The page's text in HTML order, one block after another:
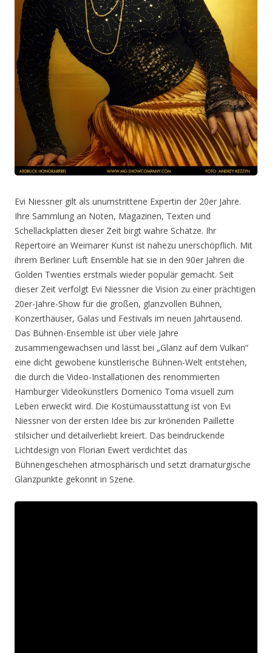
Evi Niessner gilt als unumstrittene Expertin der 20er Jahre.
Ihre Sammlung an Noten, Magazinen, Texten und
Schellackplatten dieser Zeit birgt wahre Schätze. Ihr
Repertoire an Weimarer Kunst ist nahezu unerschöpflich. Mit
ihrem Berliner Luft Ensemble hat sie in den 90er Jahren die
Golden Twenties erstmals wieder populär gemacht. Seit
dieser Zeit verfolgt Evi Niessner die Vision zu einer prächtigen
20er-Jahre-Show für die großen, glanzvollen Bühnen,
Konzerthäuser, Galas und Festivals im neuen Jahrtausend.
Das Bühnen-Ensemble ist über viele Jahre
zusammengewachsen und lässt bei „Glanz auf dem Vulkan“
eine dicht gewobene künstlerische Bühnen-Welt entstehen,
die durch die Video-Installationen des renommierten
Hamburger Videokünstlers Domenico Toma visuell zum
Leben erweckt wird. Die Kostümausstattung ist von Evi
Niessner von der ersten Idee bis zur krönenden Paillette
stilsicher und detailverliebt kreiert. Das beindruckende
Lichtdesign von Florian Ewert verdichtet das
Bühnengeschehen atmosphärisch und setzt dramaturgische
Glanzpunkte gekonnt in Szene.